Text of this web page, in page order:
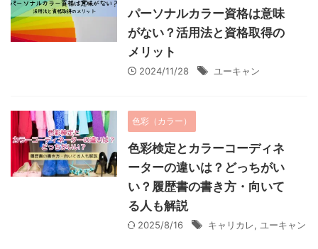
パーソナルカラー資格は意味
がない？活用法と資格取得の
メリット
2024/11/28 ユーキャン
色彩（カラー）
色彩検定とカラーコーディネ
ーターの違いは？どっちがい
い？履歴書の書き方・向いて
る人も解説
2025/8/16 キャリカレ, ユーキャン